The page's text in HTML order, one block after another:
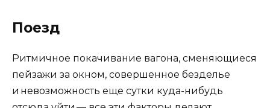
Поезд
Ритмичное покачивание вагона, сменяющиеся
пейзажи за окном, совершенное безделье
и невозможность еще сутки куда-нибудь